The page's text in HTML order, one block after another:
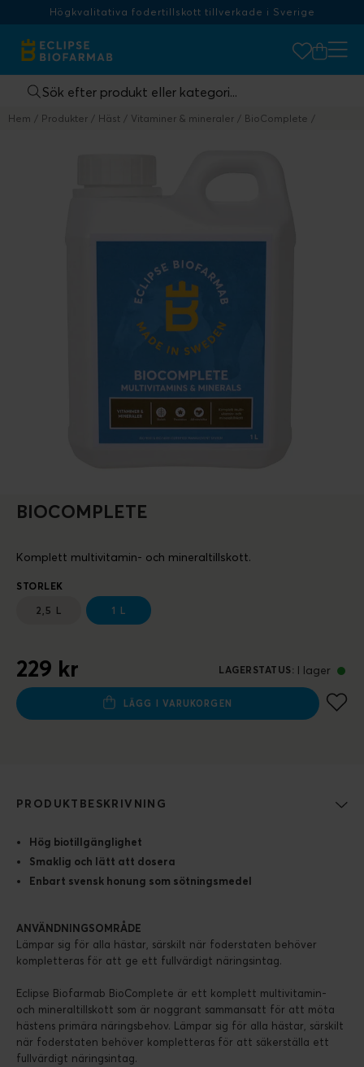
Högkvalitativa fodertillskott tillverkade i Sverige
Hem Produkter Häst Vitaminer & mineraler BioComplete
BIOCOMPLETE
Komplett multivitamin- och mineraltillskott.
STORLEK
2,5 L
1 L
229 kr LAGERSTATUS: I lager
LÄGG I VARUKORGEN
PRODUKTBESKRIVNING
Hög biotillgänglighet
Smaklig och lätt att dosera
Enbart svensk honung som sötningsmedel
ANVÄNDNINGSOMRÅDE
Lämpar sig för alla hästar, särskilt när foderstaten behöver
kompletteras för att ge ett fullvärdigt näringsintag.
Eclipse Biofarmab BioComplete är ett komplett multivitamin-
och mineraltillskott som är noggrant sammansatt för att möta
hästens primära näringsbehov. Lämpar sig för alla hästar, särskilt
när foderstaten behöver kompletteras för att säkerställa ett
fullvärdigt näringsintag.